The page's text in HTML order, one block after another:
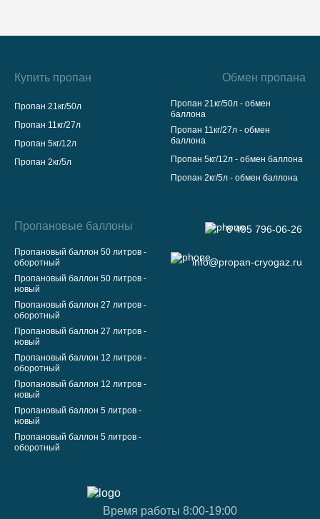
Купить пропан
Пропан 21кг/50л
Пропан 11кг/27л
Пропан 5кг/12л
Пропан 2кг/5л
Обмен пропана
Пропан 21кг/50л - обмен
баллона
Пропан 11кг/27л - обмен
баллона
Пропан 5кг/12л - обмен баллона
Пропан 2кг/5л - обмен баллона
Пропановые баллоны
Пропановый баллон 50 литров -
оборотный
Пропановый баллон 50 литров -
новый
Пропановый баллон 27 литров -
оборотный
Пропановый баллон 27 литров -
новый
Пропановый баллон 12 литров -
оборотный
Пропановый баллон 12 литров -
новый
Пропановый баллон 5 литров -
новый
Пропановый баллон 5 литров -
оборотный
8 495 796-06-26
info@propan-cryogaz.ru
Время работы 8:00-19:00